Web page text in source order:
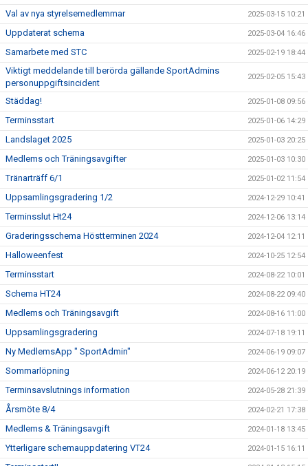
Val av nya styrelsemedlemmar 2025-03-15 10:21
Uppdaterat schema 2025-03-04 16:46
Samarbete med STC 2025-02-19 18:44
Viktigt meddelande till berörda gällande SportAdmins
personuppgiftsincident
2025-02-05 15:43
Städdag! 2025-01-08 09:56
Terminsstart 2025-01-06 14:29
Landslaget 2025 2025-01-03 20:25
Medlems och Träningsavgifter 2025-01-03 10:30
Tränarträff 6/1 2025-01-02 11:54
Uppsamlingsgradering 1/2 2024-12-29 10:41
Terminsslut Ht24 2024-12-06 13:14
Graderingsschema Höstterminen 2024 2024-12-04 12:11
Halloweenfest 2024-10-25 12:54
Terminsstart 2024-08-22 10:01
Schema HT24 2024-08-22 09:40
Medlems och Träningsavgift 2024-08-16 11:00
Uppsamlingsgradering 2024-07-18 19:11
Ny MedlemsApp " SportAdmin" 2024-06-19 09:07
Sommarlöpning 2024-06-12 20:19
Terminsavslutnings information 2024-05-28 21:39
Årsmöte 8/4 2024-02-21 17:38
Medlems & Träningsavgift 2024-01-18 13:45
Ytterligare schemauppdatering VT24 2024-01-15 16:11